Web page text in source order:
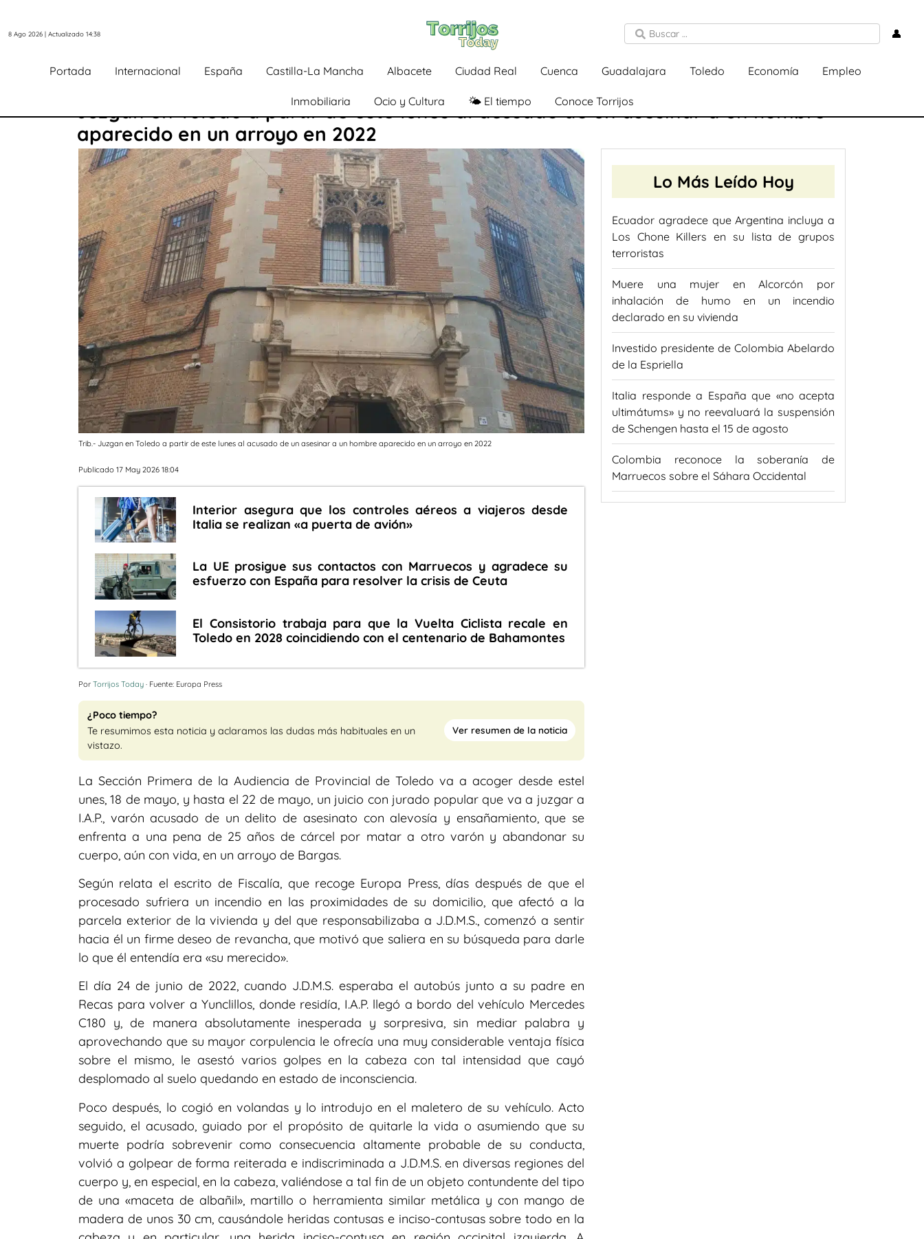
8 Ago 2026 | Actualizado 14:38 👤
Portada Internacional España Castilla-La Mancha Albacete Ciudad Real Cuenca Guadalajara Toledo Economía Empleo
Inmobiliaria Ocio y Cultura 🌤️ El tiempo Conoce Torrijos
Juzgan en Toledo a partir de este lunes al acusado de un asesinar a un hombre
aparecido en un arroyo en 2022
Trib.- Juzgan en Toledo a partir de este lunes al acusado de un asesinar a un hombre aparecido en un arroyo en 2022
Publicado 17 May 2026 18:04
Interior asegura que los controles aéreos a viajeros desde
Italia se realizan «a puerta de avión»
La UE prosigue sus contactos con Marruecos y agradece su
esfuerzo con España para resolver la crisis de Ceuta
El Consistorio trabaja para que la Vuelta Ciclista recale en
Toledo en 2028 coincidiendo con el centenario de Bahamontes
Por Torrijos Today · Fuente: Europa Press
¿Poco tiempo?
Te resumimos esta noticia y aclaramos las dudas más habituales en un
vistazo.
Ver resumen de la noticia
La Sección Primera de la Audiencia de Provincial de Toledo va a acoger desde estel
unes, 18 de mayo, y hasta el 22 de mayo, un juicio con jurado popular que va a juzgar a
I.A.P., varón acusado de un delito de asesinato con alevosía y ensañamiento, que se
enfrenta a una pena de 25 años de cárcel por matar a otro varón y abandonar su
cuerpo, aún con vida, en un arroyo de Bargas.
Según relata el escrito de Fiscalía, que recoge Europa Press, días después de que el
procesado sufriera un incendio en las proximidades de su domicilio, que afectó a la
parcela exterior de la vivienda y del que responsabilizaba a J.D.M.S., comenzó a sentir
hacia él un firme deseo de revancha, que motivó que saliera en su búsqueda para darle
lo que él entendía era «su merecido».
El día 24 de junio de 2022, cuando J.D.M.S. esperaba el autobús junto a su padre en
Recas para volver a Yunclillos, donde residía, I.A.P. llegó a bordo del vehículo Mercedes
C180 y, de manera absolutamente inesperada y sorpresiva, sin mediar palabra y
aprovechando que su mayor corpulencia le ofrecía una muy considerable ventaja física
sobre el mismo, le asestó varios golpes en la cabeza con tal intensidad que cayó
desplomado al suelo quedando en estado de inconsciencia.
Poco después, lo cogió en volandas y lo introdujo en el maletero de su vehículo. Acto
seguido, el acusado, guiado por el propósito de quitarle la vida o asumiendo que su
muerte podría sobrevenir como consecuencia altamente probable de su conducta,
volvió a golpear de forma reiterada e indiscriminada a J.D.M.S. en diversas regiones del
cuerpo y, en especial, en la cabeza, valiéndose a tal fin de un objeto contundente del tipo
de una «maceta de albañil», martillo o herramienta similar metálica y con mango de
madera de unos 30 cm, causándole heridas contusas e inciso-contusas sobre todo en la
Lo Más Leído Hoy
Ecuador agradece que Argentina incluya a
Los Chone Killers en su lista de grupos
terroristas
Muere una mujer en Alcorcón por
inhalación de humo en un incendio
declarado en su vivienda
Investido presidente de Colombia Abelardo
de la Espriella
Italia responde a España que «no acepta
ultimátums» y no reevaluará la suspensión
de Schengen hasta el 15 de agosto
Colombia reconoce la soberanía de
Marruecos sobre el Sáhara Occidental